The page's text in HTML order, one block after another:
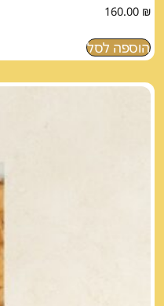
160.00 ₪
הוספה לסל